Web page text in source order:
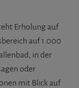
Erholung auf
auf 1.000
in der
oder
mit Blick auf